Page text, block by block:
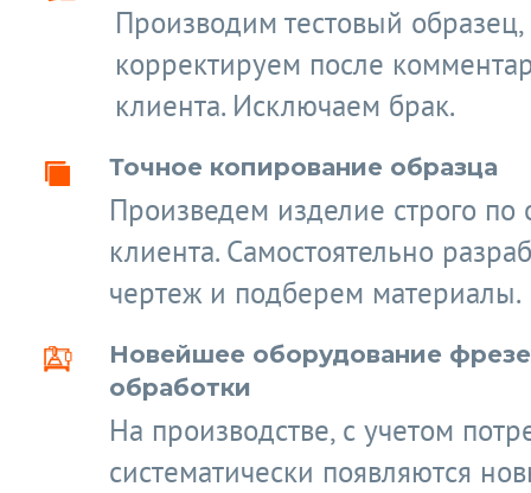
Производим тестовый образец,
корректируем после
клиента. Исключаем брак.
Точное копирование образца
Произведем изделие строго по
клиента. Самостоятельно
чертеж и подберем материалы.
Новейшее оборудование
обработки
На производстве, с учетом
систематически появляются